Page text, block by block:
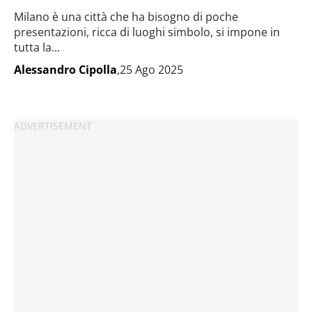
Milano è una città che ha bisogno di poche
presentazioni, ricca di luoghi simbolo, si impone in
tutta la...
Alessandro Cipolla,25 Ago 2025